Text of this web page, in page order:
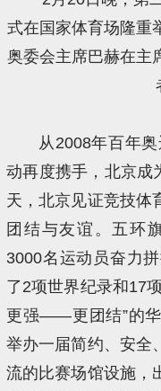
式在国家体育场隆重
奥委会主席巴赫在主
从2008年百年
动再度携手，北京成
天，北京见证竞技体
团结与友谊。五环
3000名运动员奋力
了2项世界纪录和17
更强——更团结”的
举办一届简约、安全
流的比赛场馆设施，